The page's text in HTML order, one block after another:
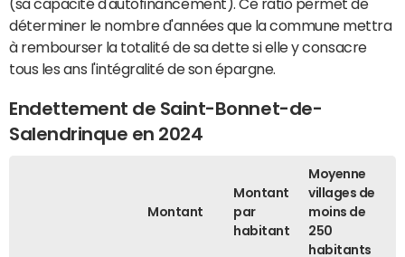
(sa capacité d'autofinancement). Ce ratio permet de
déterminer le nombre d'années que la commune mettra
à rembourser la totalité de sa dette si elle y consacre
tous les ans l'intégralité de son épargne.
Endettement de Saint-Bonnet-de-
Salendrinque en 2024
Montant
Montant
par
habitant
Moyenne
villages de
moins de
250
habitants